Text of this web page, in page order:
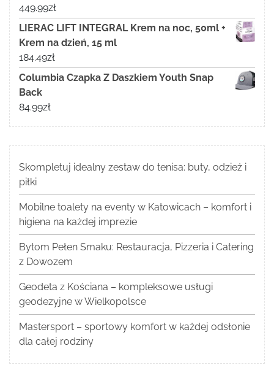
449.99zł
LIERAC LIFT INTEGRAL Krem na noc, 50ml +
Krem na dzień, 15 ml
184.49zł
Columbia Czapka Z Daszkiem Youth Snap
Back
84.99zł
Skompletuj idealny zestaw do tenisa: buty, odzież i
piłki
Mobilne toalety na eventy w Katowicach – komfort i
higiena na każdej imprezie
Bytom Pełen Smaku: Restauracja, Pizzeria i Catering
z Dowozem
Geodeta z Kościana – kompleksowe usługi
geodezyjne w Wielkopolsce
Mastersport – sportowy komfort w każdej odsłonie
dla całej rodziny